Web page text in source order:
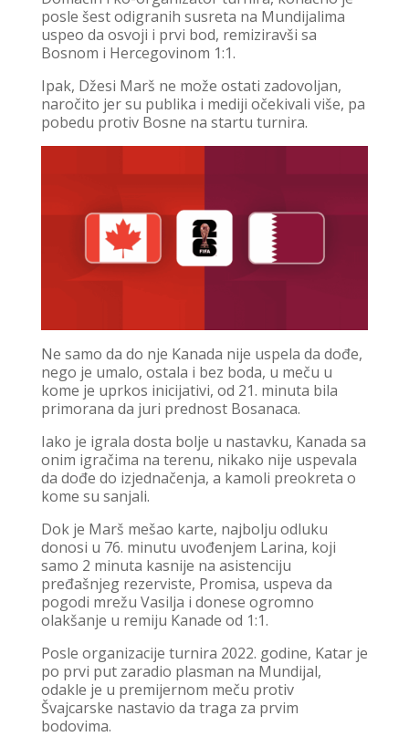
posle šest odigranih susreta na Mundijalima
uspeo da osvoji i prvi bod, remiziravši sa
Bosnom i Hercegovinom 1:1.
Ipak, Džesi Marš ne može ostati zadovoljan,
naročito jer su publika i mediji očekivali više, pa
pobedu protiv Bosne na startu turnira.
Ne samo da do nje Kanada nije uspela da dođe,
nego je umalo, ostala i bez boda, u meču u
kome je uprkos inicijativi, od 21. minuta bila
primorana da juri prednost Bosanaca.
Iako je igrala dosta bolje u nastavku, Kanada sa
onim igračima na terenu, nikako nije uspevala
da dođe do izjednačenja, a kamoli preokreta o
kome su sanjali.
Dok je Marš mešao karte, najbolju odluku
donosi u 76. minutu uvođenjem Larina, koji
samo 2 minuta kasnije na asistenciju
pređašnjeg rezerviste, Promisa, uspeva da
pogodi mrežu Vasilja i donese ogromno
olakšanje u remiju Kanade od 1:1.
Posle organizacije turnira 2022. godine, Katar je
po prvi put zaradio plasman na Mundijal,
odakle je u premijernom meču protiv
Švajcarske nastavio da traga za prvim
bodovima.